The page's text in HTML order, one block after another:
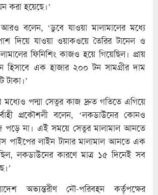
করা হয়েছে।’
আরও বলেন, ‘ডুবে যাওয়া মালামালের মধ্যে
দিয়ে যাওয়া ওয়াকওয়ে তৈরির টানেল ও
ফিনিশিং কাজও হয়ে গিয়েছিল। প্রায়
হিসাবে এক হাজার ২০০ টন সামগ্রীর দাম
টাকা।’
পদ্মা সেতুর কাজ দ্রুত গতিতে এগিয়ে
প্রকৌশলী বলেন, ‘লকডাউনের কোনও
পড়ে না। এই সময়ে সেতুর মালামাল আনতে
পাইপের লাইন টানার মালামাল আনতে এক
লকডাউনের কারণে মাত্র ১৫ দিনেই সব
অভ্যন্তরীণ নৌ-পরিবহন কর্তৃপক্ষের